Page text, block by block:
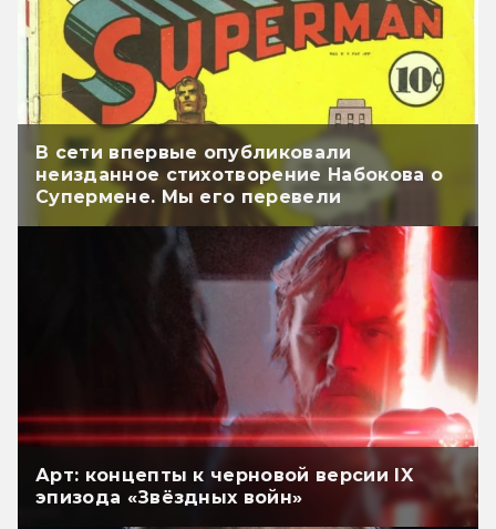
В сети впервые опубликовали
неизданное стихотворение Набокова о
Супермене. Мы его перевели
Арт: концепты к черновой версии IX
эпизода «Звёздных войн»